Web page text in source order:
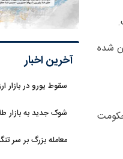
شده
آخرین اخبار
سقوط یورو در بازار ارز؛ قیمت
شوک جدید به بازار طلا؛ نیم‌سکه
معامله بزرگ بر سر